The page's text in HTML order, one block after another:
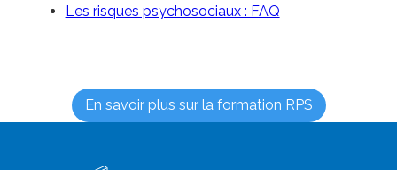
Les risques psychosociaux : FAQ
En savoir plus sur la formation RPS